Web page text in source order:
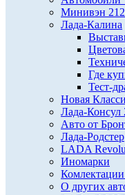
Минивэн
Лада-Калина
Где
Тест-
Новая
Лада-Консул
Авто от
Лада-Родстер
LADA
Иномарки
О других